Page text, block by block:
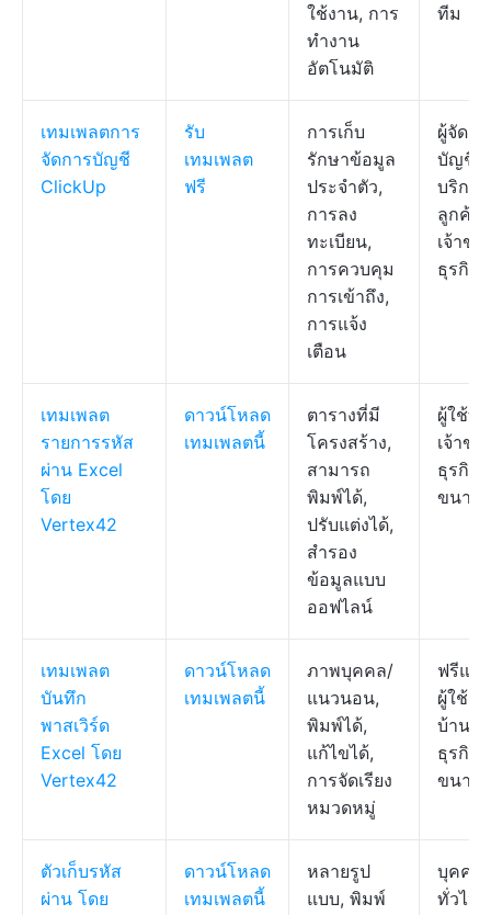
ใช้งาน, การ
ทำงาน
อัตโนมัติ
ทีม
เทมเพลตการ
จัดการบัญชี
ClickUp
รับ
เทมเพลต
ฟรี
การเก็บ
รักษาข้อมูล
ประจำตัว,
การลง
ทะเบียน,
การควบคุม
การเข้าถึง,
การแจ้ง
เตือน
ผู้จัดก
บัญชี,
บริการ
ลูกค้า,
เจ้าขอ
ธุรกิจ
เทมเพลต
รายการรหัส
ผ่าน Excel
โดย
Vertex42
ดาวน์โหลด
เทมเพลตนี้
ตารางที่มี
โครงสร้าง,
สามารถ
พิมพ์ได้,
ปรับแต่งได้,
สำรอง
ข้อมูลแบบ
ออฟไลน์
ผู้ใช้ทั่
เจ้าขอ
ธุรกิจ
ขนาด
เทมเพลต
บันทึก
พาสเวิร์ด
Excel โดย
Vertex42
ดาวน์โหลด
เทมเพลตนี้
ภาพบุคคล/
แนวนอน,
พิมพ์ได้,
แก้ไขได้,
การจัดเรียง
หมวดหมู่
ฟรีแล
ผู้ใช้ต
บ้าน,
ธุรกิจ
ขนาด
ตัวเก็บรหัส
ผ่าน โดย
ดาวน์โหลด
เทมเพลตนี้
หลายรูป
แบบ, พิมพ์
บุคคล
ทั่วไป,